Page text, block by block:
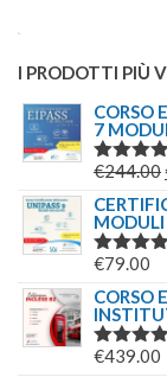
I PRODOTTI PIÙ
CORSO
7
€244.00
MODULI
€79.00
CORSO
€439.00